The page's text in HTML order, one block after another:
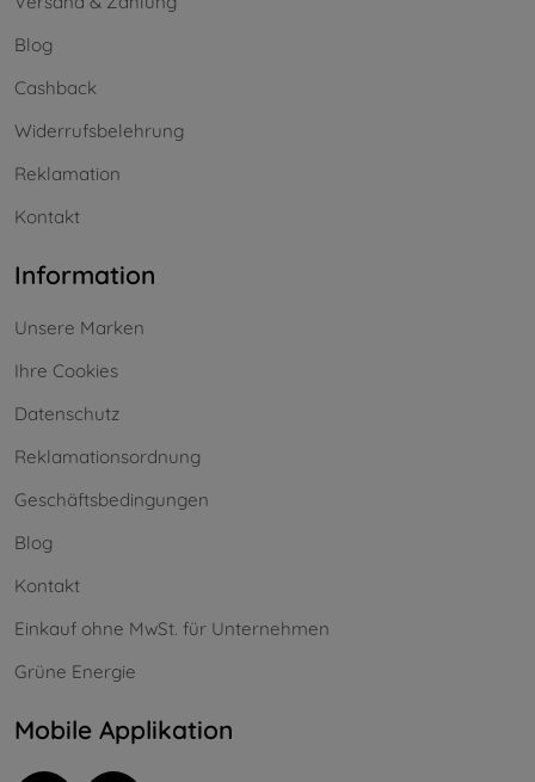
Blog
Cashback
Widerrufsbelehrung
Reklamation
Kontakt
Information
Unsere Marken
Ihre Cookies
Datenschutz
Reklamationsordnung
Geschäftsbedingungen
Blog
Kontakt
Einkauf ohne MwSt. für Unternehmen
Grüne Energie
Mobile Applikation